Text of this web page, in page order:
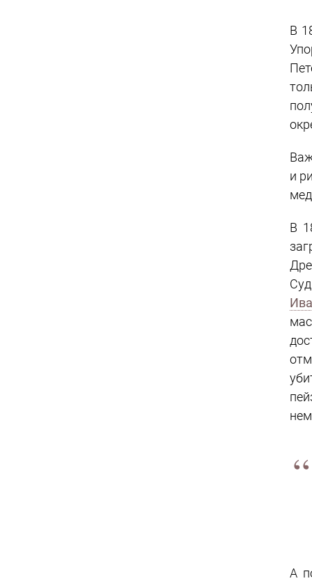
В
и
В
А